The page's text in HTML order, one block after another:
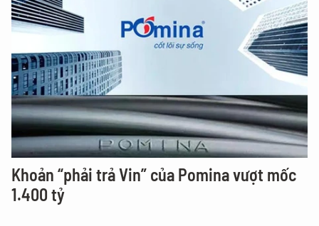
Khoản “phải trả Vin” của Pomina vượt mốc
1.400 tỷ